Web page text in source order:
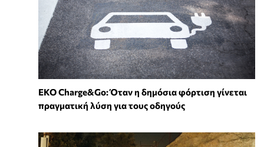
EKO Charge&Go: Όταν η δημόσια φόρτιση γίνεται
πραγματική λύση για τους οδηγούς